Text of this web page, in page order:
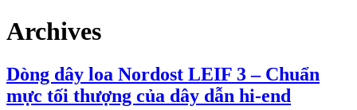
Archives
Dòng dây loa Nordost LEIF 3 – Chuẩn
mực tối thượng của dây dẫn hi-end